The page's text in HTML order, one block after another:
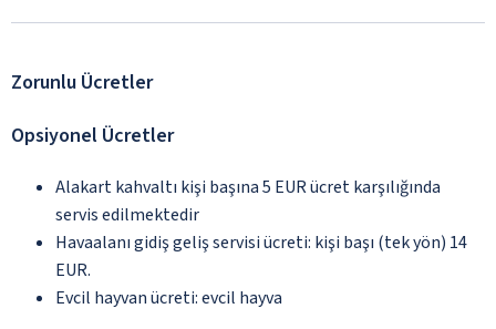
Zorunlu Ücretler
Opsiyonel Ücretler
Alakart kahvaltı kişi başına 5 EUR ücret karşılığında
servis edilmektedir
Havaalanı gidiş geliş servisi ücreti: kişi başı (tek yön) 14
EUR.
Evcil hayvan ücreti: evcil hayva